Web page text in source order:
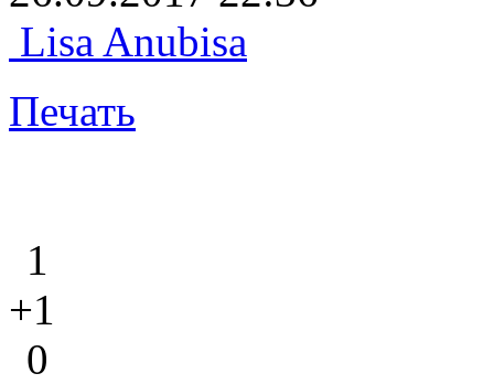
Lisa Anubisa
Печать
1
+1
0